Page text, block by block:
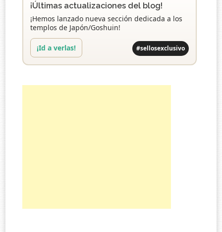
¡Últimas actualizaciones del blog!
¡Hemos lanzado nueva sección dedicada a los
templos de Japón/Goshuin!
¡Id a verlas! #sellosexclusivo